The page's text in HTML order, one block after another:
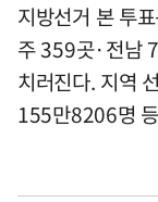
지방선거 본 투
주 359곳·전남
치러진다. 지역
155만8206명